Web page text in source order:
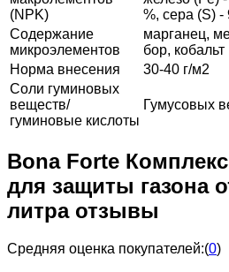
(NPK)
%, сера (S) -
Содержание
микроэлементов
марганец,
бор, кобальт
Норма внесения
30-40 г/м2
Соли гуминовых
веществ/
гуминовые кислоты
Гумусовых
Bona Forte
для защиты газона
литра отзывы
Средняя оценка покупателей:(0)